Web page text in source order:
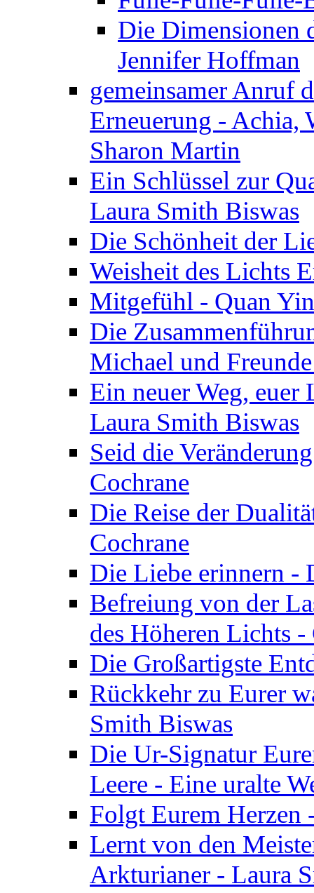
Die Dimensionen
Jennifer Hoffman
gemeinsamer Anruf
Erneuerung - Achia,
Sharon Martin
Ein Schlüssel zur
Laura Smith Biswas
Die Schönheit der
Weisheit des Lichts
Mitgefühl - Quan
Die
Michael und
Ein neuer Weg, euer
Laura Smith Biswas
Seid die
Cochrane
Die Reise der
Cochrane
Die Liebe erinnern -
Befreiung von der
des Höheren Lichts
Die Großartigste
Rückkehr zu Eurer
Smith Biswas
Die Ur-Signatur
Leere - Eine uralte
Folgt Eurem
Lernt von den
Arkturianer - Laura